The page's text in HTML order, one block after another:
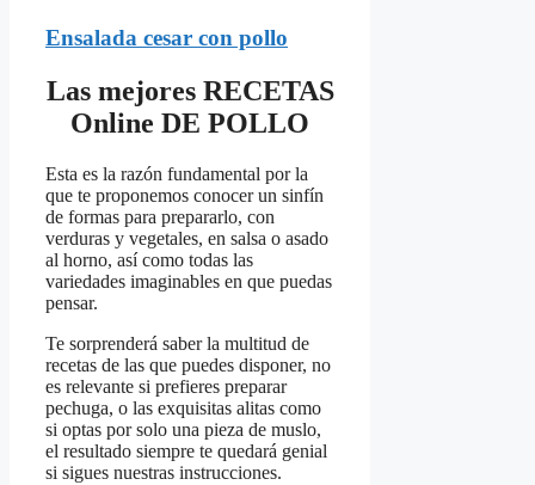
Ensalada cesar con pollo
Las mejores RECETAS
Online DE POLLO
Esta es la razón fundamental por la
que te proponemos conocer un sinfín
de formas para prepararlo, con
verduras y vegetales, en salsa o asado
al horno, así como todas las
variedades imaginables en que puedas
pensar.
Te sorprenderá saber la multitud de
recetas de las que puedes disponer, no
es relevante si prefieres preparar
pechuga, o las exquisitas alitas como
si optas por solo una pieza de muslo,
el resultado siempre te quedará genial
si sigues nuestras instrucciones.